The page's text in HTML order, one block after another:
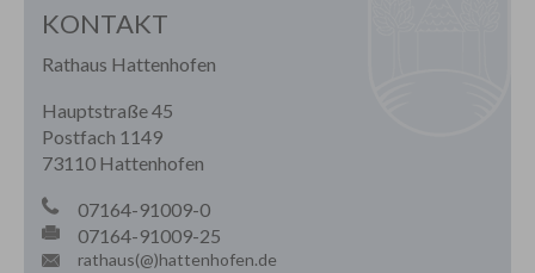
KONTAKT
Rathaus Hattenhofen
Hauptstraße 45
Postfach 1149
73110 Hattenhofen
07164-91009-0
07164-91009-25
rathaus(@)hattenhofen.de